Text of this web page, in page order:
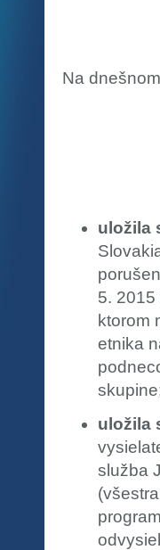
Na
uložila
5.
ktorom
etnika
uložila
služba